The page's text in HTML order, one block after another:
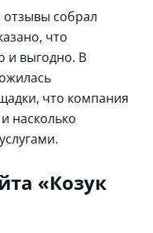
собрал
что
и выгодно. В
что компания
насколько
«Козук